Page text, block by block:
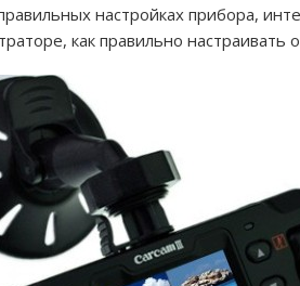
настройках прибора,
как правильно настраивать